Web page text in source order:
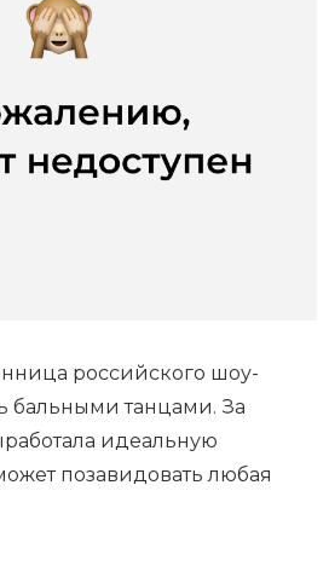
российского шоу-
бальными танцами. За
идеальную
позавидовать любая